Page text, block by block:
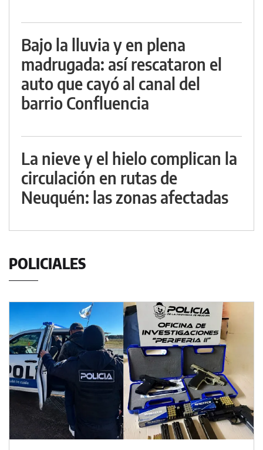
Bajo la lluvia y en plena
madrugada: así rescataron el
auto que cayó al canal del
barrio Confluencia
La nieve y el hielo complican la
circulación en rutas de
Neuquén: las zonas afectadas
POLICIALES